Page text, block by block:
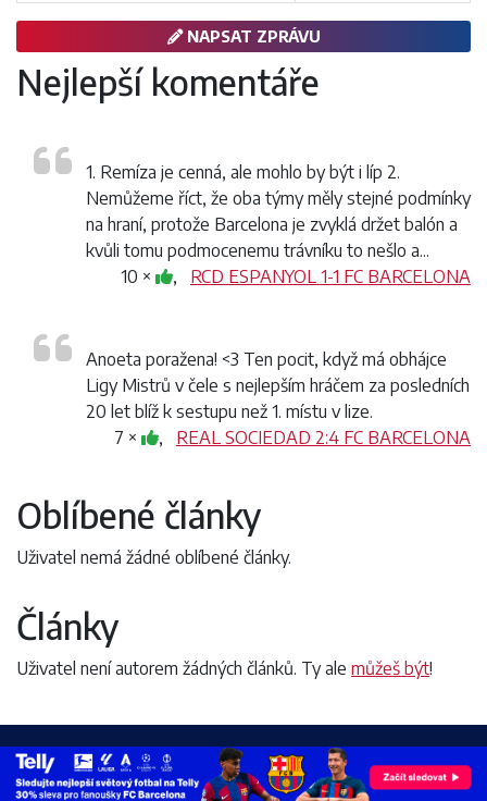
NAPSAT ZPRÁVU
Nejlepší komentáře
1. Remíza je cenná, ale mohlo by být i líp 2.
Nemůžeme říct, že oba týmy měly stejné podmínky
na hraní, protože Barcelona je zvyklá držet balón a
kvůli tomu podmocenemu trávníku to nešlo a...
10 ×
, RCD ESPANYOL 1-1 FC BARCELONA
Anoeta poražena! <3 Ten pocit, když má obhájce
Ligy Mistrů v čele s nejlepším hráčem za posledních
20 let blíž k sestupu než 1. místu v lize.
7 ×
, REAL SOCIEDAD 2:4 FC BARCELONA
Oblíbené články
Uživatel nemá žádné oblíbené články.
Články
Uživatel není autorem žádných článků. Ty ale můžeš být!